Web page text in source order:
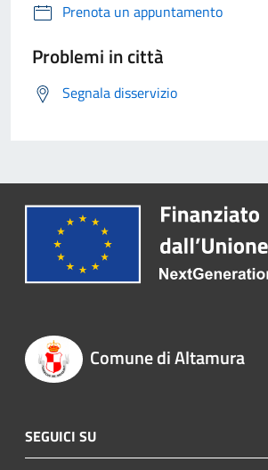
Prenota un appuntamento
Problemi in città
Segnala disservizio
Comune di Altamura
SEGUICI SU